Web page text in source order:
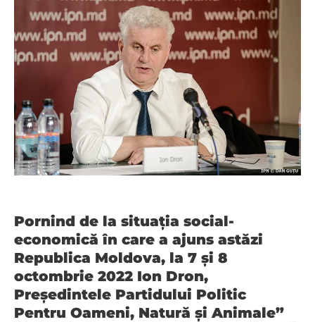
Pornind de la situația social-
economică în care a ajuns astăzi
Republica Moldova, la 7 și 8
octombrie 2022 Ion Dron,
Președintele Partidului Politic
Pentru Oameni, Natură și Animale”